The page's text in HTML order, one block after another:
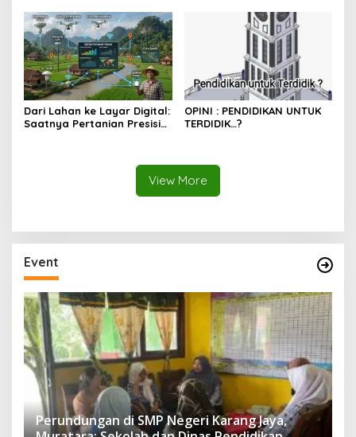
Dari Lahan ke Layar Digital:
Saatnya Pertanian Presisi
OPINI : PENDIDIKAN UNTUK
TERDIDIK…?
View More
Event
Perundungan di SMP Negeri Karang Jaya,